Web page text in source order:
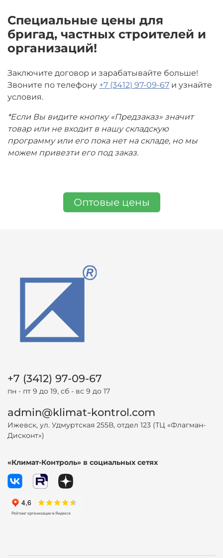
Специальные цены для
бригад, частных строителей и
организаций!
Заключите договор и зарабатывайте больше!
Звоните по телефону +7 (3412) 97-09-67 и узнайте
условия.
*Если Вы видите кнопку «Предзаказ» значит
товар или не входит в нашу складскую
программу или его пока нет на складе, но мы
можем привезти его под заказ.
Оптовые цены
+7 (3412) 97-09-67
пн - пт 9 до 19, сб - вс 9 до 17
admin@klimat-kontrol.com
Ижевск, ул. Удмуртская 255В, отдел 123 (ТЦ «Флагман-
Дисконт»)
«Климат-Контроль» в социальных сетях